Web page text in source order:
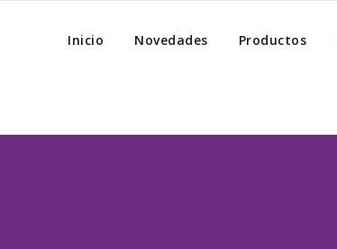
Inicio Novedades Productos